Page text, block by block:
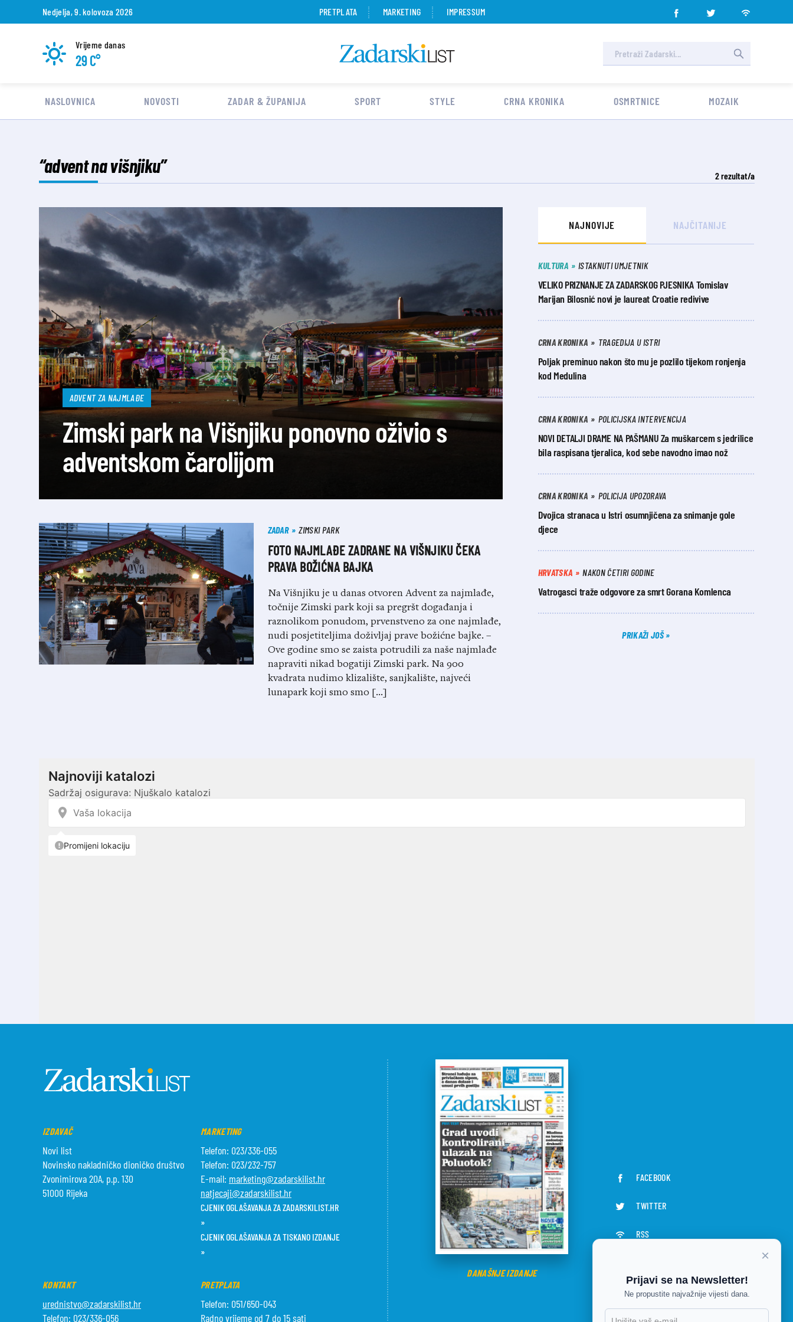
Nedjelja, 9. kolovoza 2026 PRETPLATA MARKETING IMPRESSUM
Vrijeme danas
29 C°
NASLOVNICA NOVOSTI ZADAR & ŽUPANIJA SPORT STYLE CRNA KRONIKA OSMRTNICE MOZAIK
“advent na višnjiku” 2rezultat/a
ADVENT ZA NAJMLAĐE
Zimski park na Višnjiku ponovno oživio s
adventskom čarolijom
ZADAR ZIMSKI PARK
FOTO NAJMLAĐE ZADRANE NA VIŠNJIKU ČEKA
PRAVA BOŽIĆNA BAJKA
Na Višnjiku je u danas otvoren Advent za najmlađe,
točnije Zimski park koji sa pregršt događanja i
raznolikom ponudom, prvenstveno za one najmlađe,
nudi posjetiteljima doživljaj prave božićne bajke. –
Ove godine smo se zaista potrudili za naše najmlađe
napraviti nikad bogatiji Zimski park. Na 900
kvadrata nudimo klizalište, sanjkalište, najveći
lunapark koji smo smo […]
NAJNOVIJE NAJČITANIJE
KULTURA ISTAKNUTI UMJETNIK
VELIKO PRIZNANJE ZA ZADARSKOG PJESNIKA Tomislav
Marijan Bilosnić novi je laureat Croatie redivive
CRNA KRONIKA TRAGEDIJA U ISTRI
Poljak preminuo nakon što mu je pozlilo tijekom ronjenja
kod Medulina
CRNA KRONIKA POLICIJSKA INTERVENCIJA
NOVI DETALJI DRAME NA PAŠMANU Za muškarcem s jedrilice
bila raspisana tjeralica, kod sebe navodno imao nož
CRNA KRONIKA POLICIJA UPOZORAVA
Dvojica stranaca u Istri osumnjičena za snimanje gole
djece
HRVATSKA NAKON ČETIRI GODINE
Vatrogasci traže odgovore za smrt Gorana Komlenca
PRIKAŽI JOŠ
IZDAVAČ
Novi list
Novinsko nakladničko dioničko društvo
Zvonimirova 20A, p.p. 130
51000 Rijeka
MARKETING
Telefon: 023/336-055
Telefon: 023/232-757
E-mail: marketing@zadarskilist.hr
natjecaji@zadarskilist.hr
CJENIK OGLAŠAVANJA ZA ZADARSKILIST.HR
»
CJENIK OGLAŠAVANJA ZA TISKANO IZDANJE
»
KONTAKT
urednistvo@zadarskilist.hr
Telefon: 023/336-056
PRETPLATA
Telefon: 051/650-043
Radno vrijeme od 7 do 15 sati
DANAŠNJE IZDANJE
FACEBOOK
TWITTER
RSS
×
Prijavi se na Newsletter!
Ne propustite najvažnije vijesti dana.